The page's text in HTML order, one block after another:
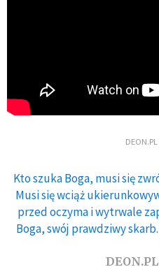
Kto szuka Boga, musi się
Musi się wciąż
przed oczyma i wytrwale
Boga, swój prawdziwy